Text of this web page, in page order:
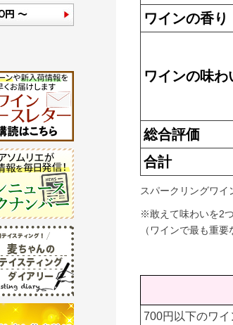
ワインの香り
ワインの味わ
総合評価
合計
スパークリングワ
※敢えて味わいを2
（ワインで最も重
700円以下のワイ